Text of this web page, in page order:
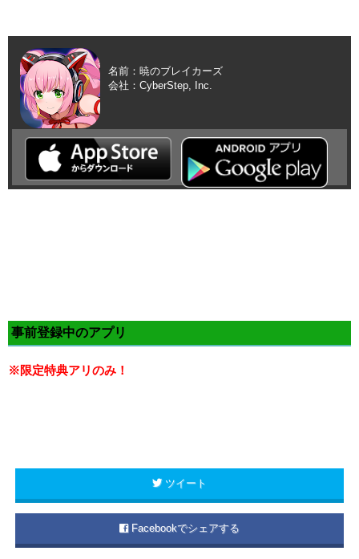
名前：暁のブレイカーズ
会社：CyberStep, Inc.
事前登録中のアプリ
※限定特典アリのみ！
ツイート
Facebookでシェアする